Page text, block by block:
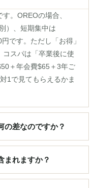
。OREOの場合、
）、短期集中は
です。ただし「お得」
スパは「卒業後に使
＋年会費$65＋3年ご
1で見てもらえるかま
の差なのですか？
まれますか？